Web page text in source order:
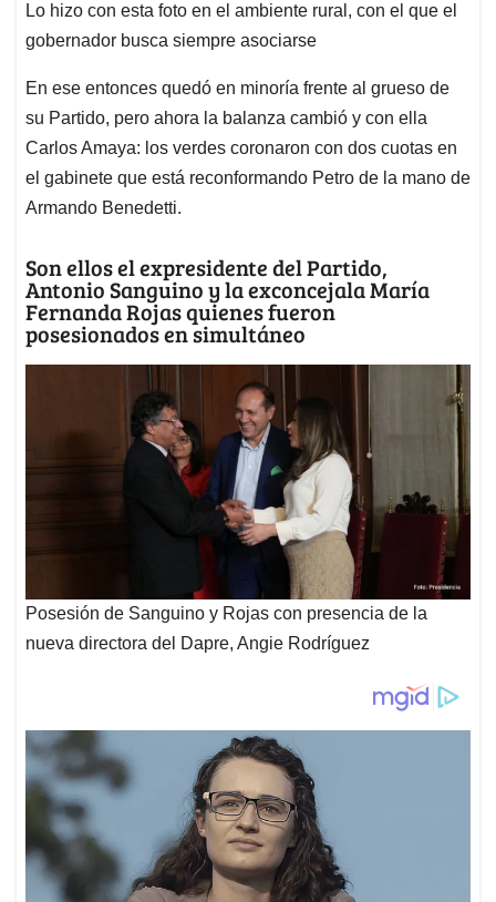
Lo hizo con esta foto en el ambiente rural, con el que el
gobernador busca siempre asociarse
En ese entonces quedó en minoría frente al grueso de
su Partido, pero ahora la balanza cambió y con ella
Carlos Amaya: los verdes coronaron con dos cuotas en
el gabinete que está reconformando Petro de la mano de
Armando Benedetti.
Son ellos el expresidente del Partido,
Antonio Sanguino y la exconcejala María
Fernanda Rojas quienes fueron
posesionados en simultáneo
Posesión de Sanguino y Rojas con presencia de la
nueva directora del Dapre, Angie Rodríguez